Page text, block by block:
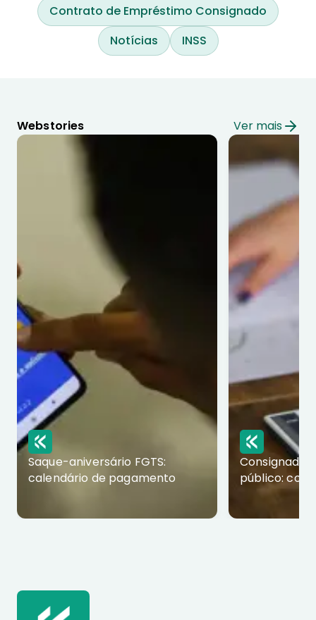
Contrato de Empréstimo Consignado
Notícias
INSS
Webstories Ver mais
Saque-aniversário FGTS:
calendário de pagamento
Consignado
público: